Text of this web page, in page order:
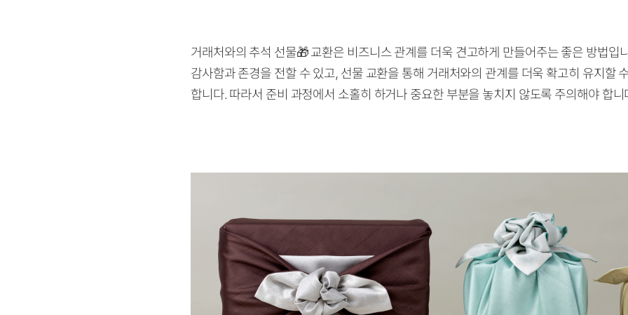
거래처와의 추석 선물🎁 교환은 비즈니스 관계를 더욱 견고하게 만들어주는 좋은 방법입
감사함과 존경을 전할 수 있고, 선물 교환을 통해 거래처와의 관계를 더욱 확고히 유지할
합니다. 따라서 준비 과정에서 소홀히 하거나 중요한 부분을 놓치지 않도록 주의해야 합니